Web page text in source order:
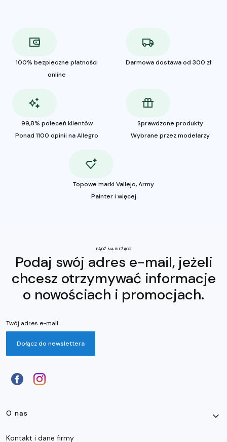
100% bezpieczne płatności
online
Darmowa dostawa od 300 zł
99,8% poleceń klientów
Ponad 1100 opinii na Allegro
Sprawdzone produkty
Wybrane przez modelarzy
Topowe marki Vallejo, Army
Painter i więcej
BĄDŹ NA BIEŻĄCO
Podaj swój adres e-mail, jeżeli
chcesz otrzymywać informacje
o nowościach i promocjach.
Twój adres e-mail
Dołącz do newslettera
Linki w stopce
O nas
Kontakt i dane firmy